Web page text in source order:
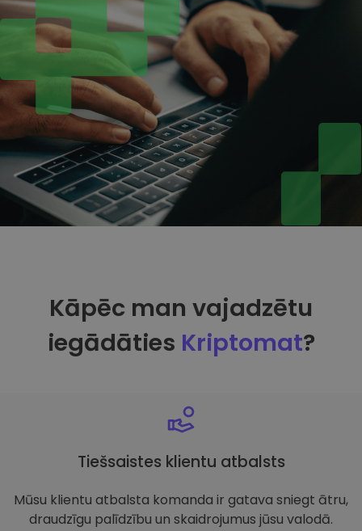
Kāpēc man vajadzētu
iegādāties Kriptomat?
Tiešsaistes klientu atbalsts
Mūsu klientu atbalsta komanda ir gatava sniegt ātru,
draudzīgu palīdzību un skaidrojumus jūsu valodā.